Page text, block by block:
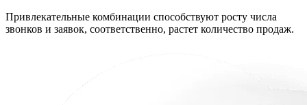
Привлекательные комбинации способствуют росту числа
звонков и заявок, соответственно, растет количество продаж.